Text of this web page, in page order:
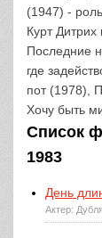
(1947) -
Курт
Последние
где
пот (1978),
Хочу быть
Список
1983
День
Актер: